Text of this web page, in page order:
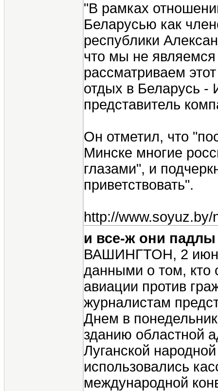
"В рамках
Беларусью как
республики
что мы не
рассматриваем
отдых в Беларусь -
представитель
Он отметил, что
Минске многие
глазами", и
приветствовать".
http://
и все-ж они
ВАШИНГТОН, 2 июн
данными о том, кто
авиации против
журналистам
Днем в
зданию областной
Луганской
использовались
международной